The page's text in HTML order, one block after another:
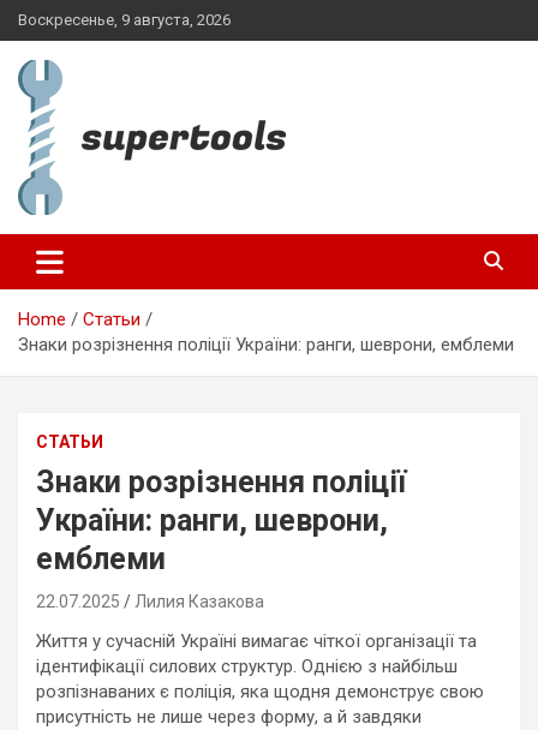
Skip
to
content
Воскресенье, 9 августа, 2026
supertools.com.ua
Home
Статьи
Знаки розрізнення поліції України: ранги, шеврони, емблеми
СТАТЬИ
Знаки розрізнення поліції
України: ранги, шеврони,
емблеми
22.07.2025 Лилия Казакова
Життя у сучасній Україні вимагає чіткої організації та
ідентифікації силових структур. Однією з найбільш
розпізнаваних є поліція, яка щодня демонструє свою
присутність не лише через форму, а й завдяки